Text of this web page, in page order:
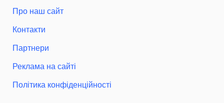
Про наш сайт
Контакти
Партнери
Реклама на сайті
Політика конфіденційності